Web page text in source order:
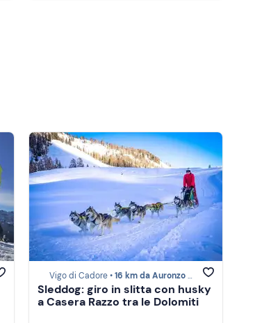
Vigo di Cadore •16 km da Auronzo di Cadore
Sleddog: giro in slitta con husky
a Casera Razzo tra le Dolomiti